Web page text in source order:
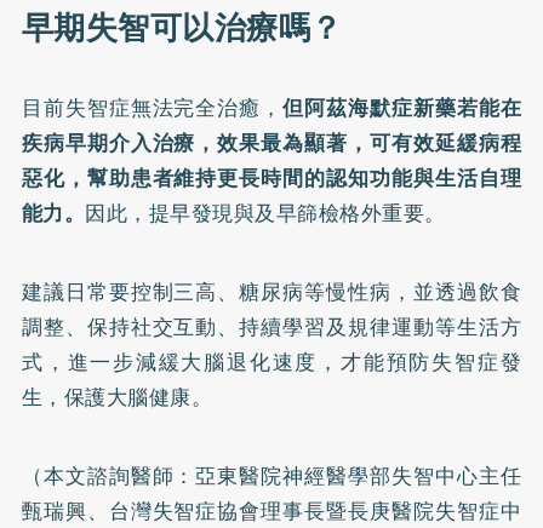
早期失智可以治療嗎？
目前失智症無法完全治癒，但阿茲海默症新藥若能在
疾病早期介入治療，效果最為顯著，可有效延緩病程
惡化，幫助患者維持更長時間的認知功能與生活自理
能力。 因此，提早發現與及早篩檢格外重要。
建議日常要控制三高、糖尿病等慢性病，並透過飲食
調整、保持社交互動、持續學習及規律運動等生活方
式，進一步減緩大腦退化速度，才能預防失智症發
生，保護大腦健康。
（本文諮詢醫師：亞東醫院神經醫學部失智中心主任
甄瑞興、台灣失智症協會理事長暨長庚醫院失智症中